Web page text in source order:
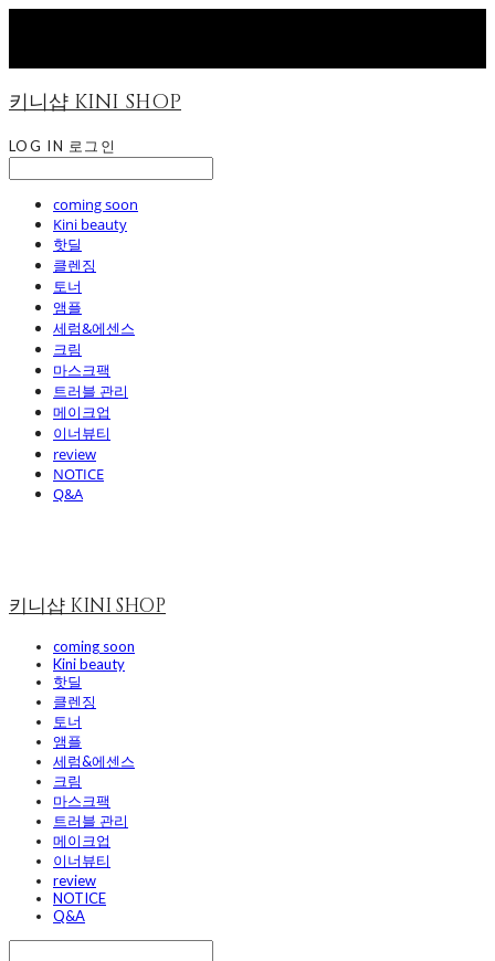
키니샵 KINI SHOP
LOG IN 로그인
coming soon
Kini beauty
핫딜
클렌징
토너
앰플
세럼&에센스
크림
마스크팩
트러블 관리
메이크업
이너뷰티
review
NOTICE
Q&A
키니샵 KINI SHOP
coming soon
Kini beauty
핫딜
클렌징
토너
앰플
세럼&에센스
크림
마스크팩
트러블 관리
메이크업
이너뷰티
review
NOTICE
Q&A